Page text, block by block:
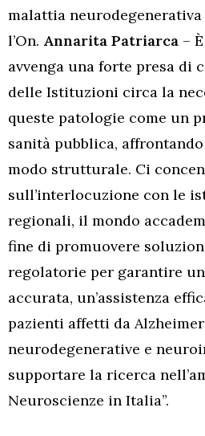
malattia
l’On. Annarita Patriarca –
avvenga una forte presa di
delle Istituzioni circa la
queste patologie come un
sanità pubblica,
modo strutturale. Ci
sull’interlocuzione con le
regionali, il mondo
fine di promuovere
regolatorie per garantire
accurata, un’assistenza
pazienti affetti da
neurodegenerative e
supportare la ricerca
Neuroscienze in Italia”.